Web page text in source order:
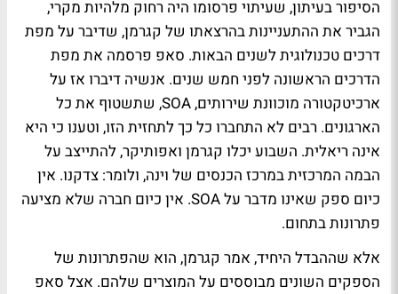
הסיפור בעיתון, שעיתוי פרסומו היה רחוק מלהיות מקרי,
הגביר את ההתעניינות בהרצאתו של קגרמן, שדיבר על מפת
דרכים טכנולוגית לשנים הבאות. סאפ פרסמה את מפת
הדרכים הראשונה לפני חמש שנים. אנשיה דיברו אז על
ארכיטקטורה מוכוונת שירותים, SOA, שתשטוף את כל
הארגונים. רבים לא התחברו כל כך לתחזית הזו, וטענו כי היא
אינה ריאלית. השבוע יכלו קגרמן ואפותיקר, להתייצב על
הבמה המרכזית במרכז הכנסים של וינה, ולומר: צדקנו. אין
כיום ספק שאינו מדבר על SOA. אין כיום חברה שלא מציעה
פתרונות בתחום.
אלא שההבדל היחיד, אמר קגרמן, הוא שהפתרונות של
הספקים השונים מבוססים על המוצרים שלהם. אצל סאפ